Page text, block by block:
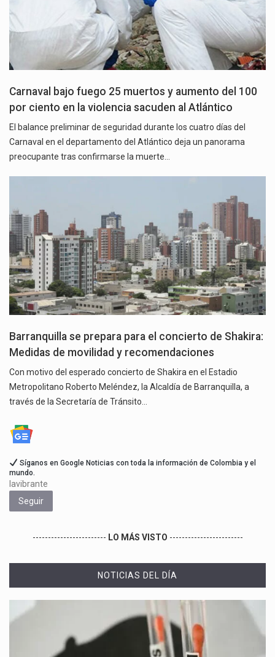
Carnaval bajo fuego 25 muertos y aumento del 100
por ciento en la violencia sacuden al Atlántico
El balance preliminar de seguridad durante los cuatro días del
Carnaval en el departamento del Atlántico deja un panorama
preocupante tras confirmarse la muerte…
Barranquilla se prepara para el concierto de Shakira:
Medidas de movilidad y recomendaciones
Con motivo del esperado concierto de Shakira en el Estadio
Metropolitano Roberto Meléndez, la Alcaldía de Barranquilla, a
través de la Secretaría de Tránsito…
Síganos en Google Noticias con toda la información de Colombia y el
mundo.
lavibrante
Seguir
------------------------ LO MÁS VISTO ------------------------
NOTICIAS DEL DÍA